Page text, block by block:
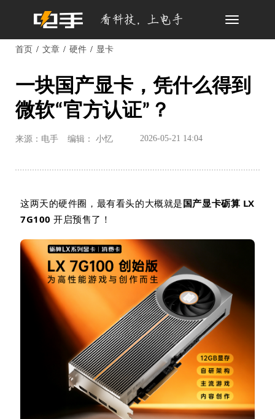
Toggle
首页 文章 硬件 显卡
一块国产显卡，凭什么得到
微软“官方认证”？
来源：电手 编辑： 小忆 2026-05-21 14:04
这两天的硬件圈，最有看头的大概就是国产显卡砺算 LX
7G100开启预售了！